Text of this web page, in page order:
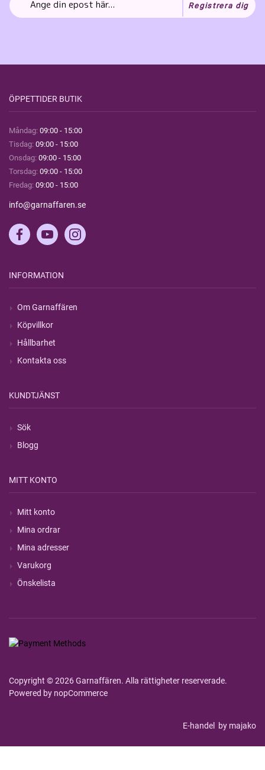
Registrera dig
ÖPPETTIDER BUTIK
Måndag: 09:00 - 15:00
Tisdag: 09:00 - 15:00
Onsdag: 09:00 - 15:00
Torsdag: 09:00 - 15:00
Fredag: 09:00 - 15:00
info@garnaffaren.se
INFORMATION
Om Garnaffären
Köpvillkor
Hållbarhet
Kontakta oss
KUNDTJÄNST
Sök
Blogg
MITT KONTO
Mitt konto
Mina ordrar
Mina adresser
Varukorg
Önskelista
Copyright © 2026 Garnaffären. Alla rättigheter reserverade.
Powered by nopCommerce
E-handel by majako